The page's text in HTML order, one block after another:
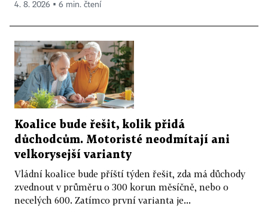
4. 8. 2026 ▪ 6 min. čtení
Koalice bude řešit, kolik přidá
důchodcům. Motoristé neodmítají ani
velkorysejší varianty
Vládní koalice bude příští týden řešit, zda má důchody
zvednout v průměru o 300 korun měsíčně, nebo o
necelých 600. Zatímco první varianta je...